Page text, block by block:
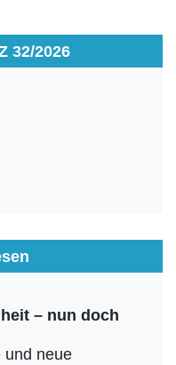
32/2026
– nun doch
und neue